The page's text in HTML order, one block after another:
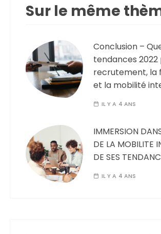
Sur le même
Conclusion –
tendances 2022
recrutement, la
et la mobilité
IL Y A 4 ANS
IMMERSION
DE LA MOBILITE
DE SES
IL Y A 4 ANS